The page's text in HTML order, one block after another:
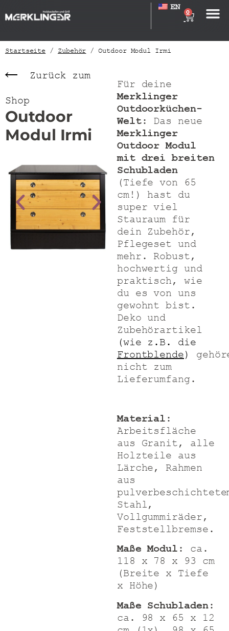
0
EN
Startseite / Zubehör / Outdoor Modul Irmi
Zurück zum
Shop
Outdoor
Modul Irmi
Für deine
Merklinger
Outdoorküchen-
Welt: Das neue
Merklinger
Outdoor Modul
mit drei breiten
Schubladen
(Tiefe von 65
cm!) hast du
super viel
Stauraum für
dein Zubehör,
Pflegeset und
mehr. Robust,
hochwertig und
praktisch, wie
du es von uns
gewohnt bist.
Deko und
Zubehörartikel
(wie z.B. die
Frontblende)
nicht zum
Lieferumfang.
Material :
Arbeitsfläche
aus Granit, alle
Holzteile aus
Lärche, Rahmen
aus
Stahl,
Vollgummiräder,
Feststellbremse.
Maße Modul : ca.
118 x 78 x 93 cm
(Breite x Tiefe
x Höhe)
Maße Schubladen:
ca. 98 x 65 x 12